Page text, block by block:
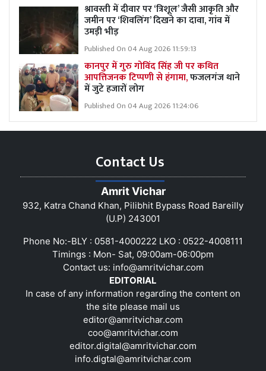
श्रावस्ती में दीवार पर ‘त्रिशूल’ जैसी आकृति और
जमीन पर ‘शिवलिंग’ दिखने का दावा, गांव में
उमड़ी भीड़
Published On 04 Aug 2026 11:59:13
कानपुर में गुरु गोविंद सिंह जी पर कथित
आपत्तिजनक टिप्पणी से हंगामा,फजलगंज थाने
में जुटे हजारों लोग
Published On 04 Aug 2026 11:24:06
Contact Us
Amrit Vichar
932, Katra Chand Khan, Pilibhit Bypass Road Bareilly
(U.P) 243001
Phone No:-BLY : 0581-4000222 LKO : 0522-4008111
Timings : Mon- Sat, 09:00am-06:00pm
Contact us: info@amritvichar.com
EDITORIAL
In case of any information regarding the content on
the site please mail us
editor@amritvichar.com
coo@amritvichar.com
editor.digital@amritvichar.com
info.digtal@amritvichar.com